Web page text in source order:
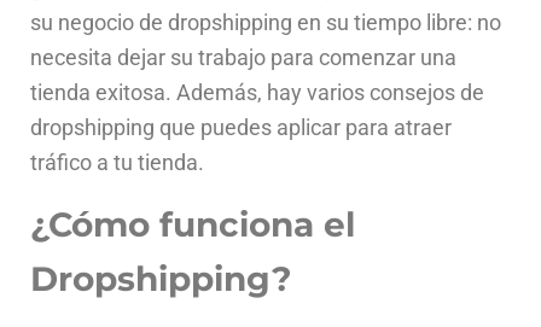
su negocio de dropshipping en su tiempo libre: no
necesita dejar su trabajo para comenzar una
tienda exitosa. Además, hay varios consejos de
dropshipping que puedes aplicar para atraer
tráfico a tu tienda.
¿Cómo funciona el
Dropshipping?